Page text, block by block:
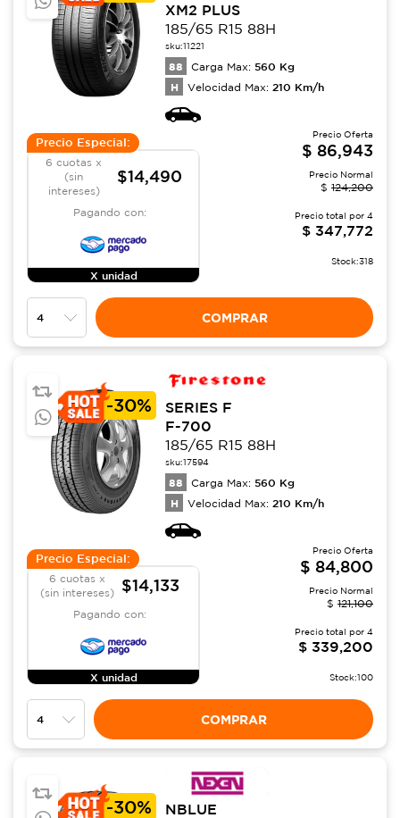
XM2 PLUS
185/65 R15 88H
sku:11221
88 Carga Max: 560 Kg
H Velocidad Max: 210 Km/h
Precio Especial:
6 cuotas x
(sin
intereses)
$14,490
Pagando con:
X unidad
Precio Oferta
$ 86,943
Precio Normal
$ 124,200
Precio total por 4
$ 347,772
Stock:318
COMPRAR
-30%
SERIES F
F-700
185/65 R15 88H
sku:17594
88 Carga Max: 560 Kg
H Velocidad Max: 210 Km/h
Precio Especial:
6 cuotas x
(sin intereses)
$14,133
Pagando con:
X unidad
Precio Oferta
$ 84,800
Precio Normal
$ 121,100
Precio total por 4
$ 339,200
Stock:100
COMPRAR
-30% NBLUE